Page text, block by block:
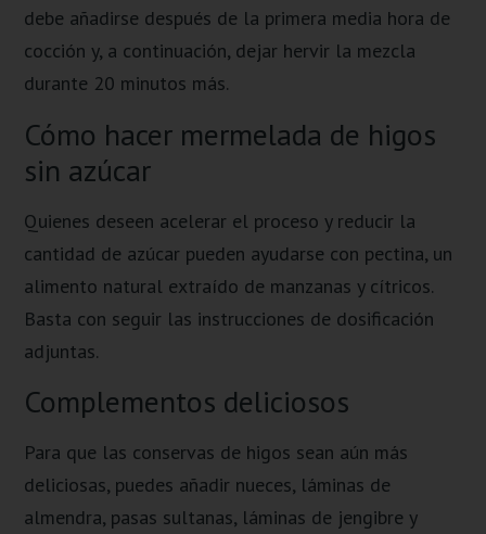
debe añadirse después de la primera media hora de
cocción y, a continuación, dejar hervir la mezcla
durante 20 minutos más.
Cómo hacer mermelada de higos
sin azúcar
Quienes deseen acelerar el proceso y reducir la
cantidad de azúcar pueden ayudarse con pectina, un
alimento natural extraído de manzanas y cítricos.
Basta con seguir las instrucciones de dosificación
adjuntas.
Complementos deliciosos
Para que las conservas de higos sean aún más
deliciosas, puedes añadir nueces, láminas de
almendra, pasas sultanas, láminas de jengibre y